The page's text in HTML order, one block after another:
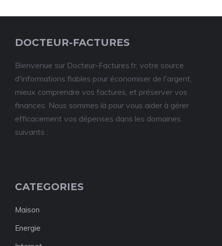
DOCTEUR-FACTURES
Bienvenue sur Docteur-Factures.fr, votre source
d'informations fiables pour économiser de l'argent,
mieux comprendre vos factures, et préserver vos
finances. Nous sommes là pour vous aider à gérer
efficacement vos dépenses dans les domaines
suivants :
CATEGORIES
Maison
Energie